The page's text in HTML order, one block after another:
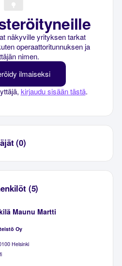
näkyville yrityksen tarkat
operaattoritunnuksen ja
nimen.
ilmaiseksi
kirjaudu sisään tästä.
(0)
(5)
Maunu Martti
Oy
Helsinki